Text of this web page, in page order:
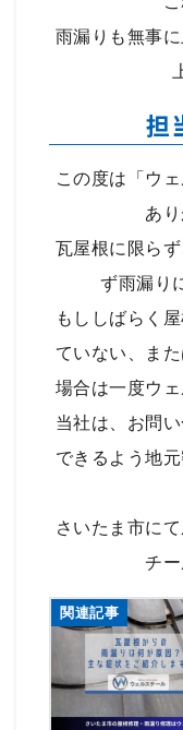
雨漏りも無事
担
この度は「ウ
あ
瓦屋根に限ら
ず雨漏り
もししばらく
ていない、ま
場合は一度ウ
当社は、お問
できるよう地
さいたま市に
チ
関連記事